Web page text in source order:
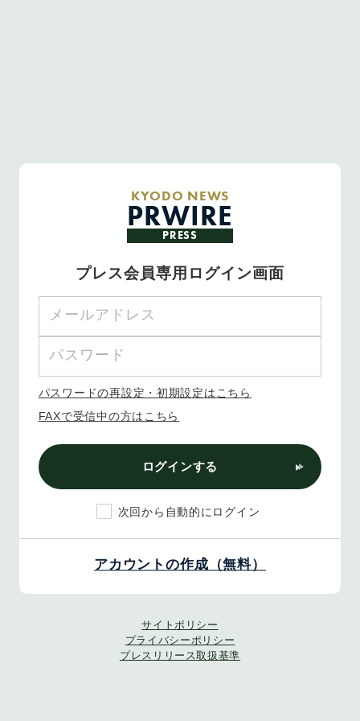
KYODO NEWS
PRWIRE
PRESS
プレス会員専用ログイン画面
パスワードの再設定・初期設定はこちら
FAXで受信中の方はこちら
ログインする
次回から自動的にログイン
アカウントの作成（無料）
サイトポリシー
プライバシーポリシー
プレスリリース取扱基準